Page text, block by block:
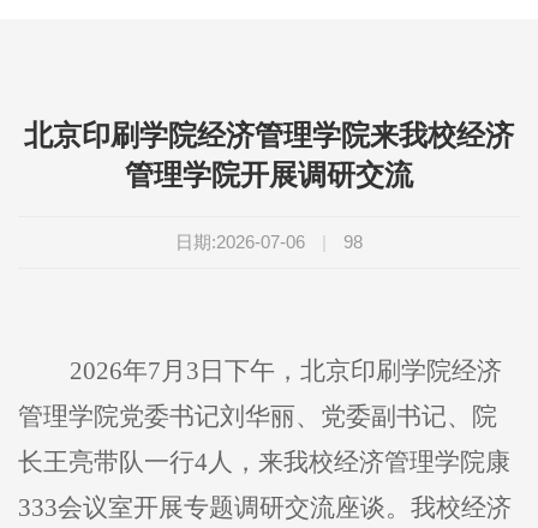
北京印刷学院经济管理学院来我校经济
管理学院开展调研交流
日期:2026-07-06 | 98
2026年7月3日下午，北京印刷学院经济
管理学院党委书记刘华丽、党委副书记、院
长王亮带队一行4人，来我校经济管理学院康
333会议室开展专题调研交流座谈。我校经济